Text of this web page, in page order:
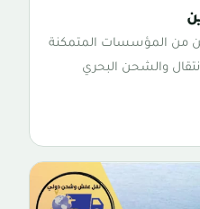
من المؤسسات المتمكنة
والشحن البحري